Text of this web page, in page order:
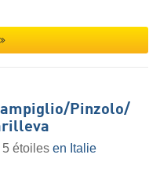
​Pinzolo/​
étoiles en Italie